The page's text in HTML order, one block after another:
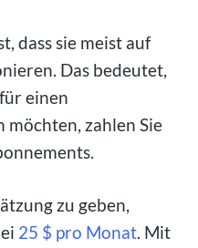
dass sie meist auf
Das bedeutet,
einen
zahlen Sie
zu geben,
25 $ pro Monat. Mit